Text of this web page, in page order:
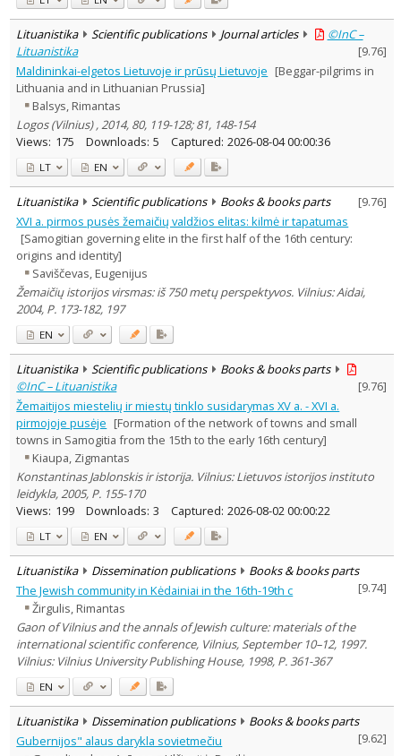
Lituanistika Scientific publications Journal articles
©InC –
Lituanistika
[9.76]
Maldininkai-elgetos Lietuvoje ir prūsų Lietuvoje [Beggar-pilgrims in
Lithuania and in Lithuanian Prussia]
Balsys, Rimantas
Logos (Vilnius) , 2014, 80, 119-128; 81, 148-154
Views: 175 Downloads: 5 Captured: 2026-08-04 00:00:36
LT EN
Lituanistika Scientific publications Books & books parts [9.76]
XVI a. pirmos pusės žemaičių valdžios elitas: kilmė ir tapatumas
[Samogitian governing elite in the first half of the 16th century:
origins and identity]
Saviščevas, Eugenijus
Žemaičių istorijos virsmas: iš 750 metų perspektyvos. Vilnius: Aidai,
2004, P. 173-182, 197
EN
Lituanistika Scientific publications
Books & books parts
©InC – Lituanistika
[9.76]
Žemaitijos miestelių ir miestų tinklo susidarymas XV a. - XVI a.
pirmojoje pusėje [Formation of the network of towns and small
towns in Samogitia from the 15th to the early 16th century]
Kiaupa, Zigmantas
Konstantinas Jablonskis ir istorija. Vilnius: Lietuvos istorijos instituto
leidykla, 2005, P. 155-170
Views: 199 Downloads: 3 Captured: 2026-08-02 00:00:22
LT EN
Lituanistika Dissemination publications
Books & books parts
[9.74]
The Jewish community in Kėdainiai in the 16th-19th c
Žirgulis, Rimantas
Gaon of Vilnius and the annals of Jewish culture: materials of the
international scientific conference, Vilnius, September 10–12, 1997.
Vilnius: Vilnius University Publishing House, 1998, P. 361-367
EN
Lituanistika Dissemination publications
Books & books parts
[9.62]
Gubernijos" alaus darykla sovietmečiu